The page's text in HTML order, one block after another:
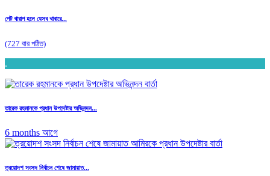
পেট খারাপ হলে যেসব খাবারে...
(727 বার পঠিত)
.
তারেক রহমানকে প্রধান উপদেষ্টার অভিনন্দন...
6 months আগে
ত্রয়োদশ সংসদ নির্বাচন শেষে জামায়াত...